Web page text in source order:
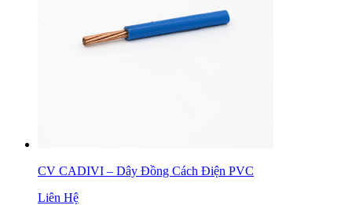
CV CADIVI – Dây Đồng Cách Điện PVC
Liên Hệ